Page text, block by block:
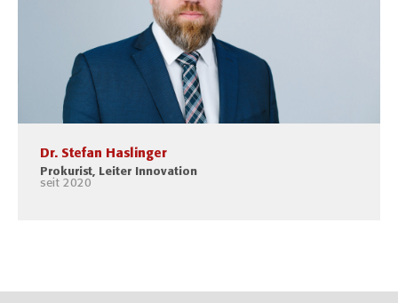
Dr. Stefan Haslinger​​
Prokurist, Leiter Innovation
seit 2020